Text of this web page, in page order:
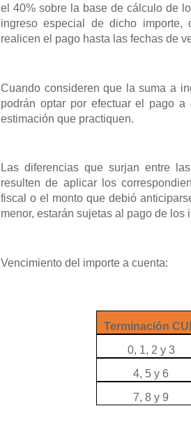
el 40% sobre la base de cálculo de
ingreso especial de dicho importe,
realicen el pago hasta las fechas de
Cuando consideren que la suma a
podrán optar por efectuar el pago
estimación que practiquen.
Las diferencias que surjan entre
resulten de aplicar los
fiscal o el monto que debió
menor, estarán sujetas al pago de los
Vencimiento del importe a cuenta:
Terminación
0, 1, 2 y 3
4, 5 y 6
7, 8 y 9